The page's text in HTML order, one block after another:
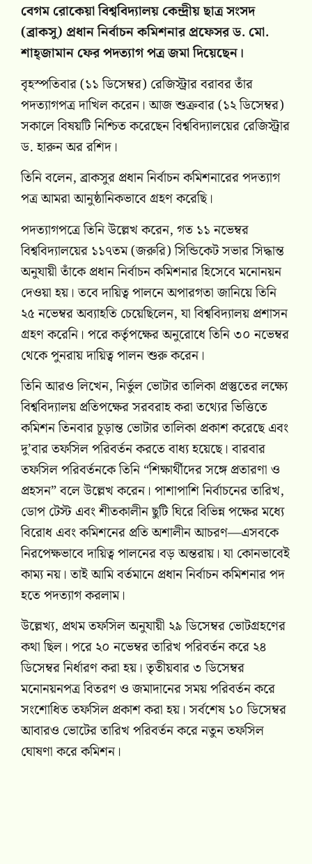
বেগম রোকেয়া বিশ্ববিদ্যালয় কেন্দ্রীয় ছাত্র সংসদ
(ব্রাকসু) প্রধান নির্বাচন কমিশনার প্রফেসর ড. মো.
শাহ্জামান ফের পদত্যাগ পত্র জমা দিয়েছেন।
বৃহস্পতিবার (১১ ডিসেম্বর) রেজিস্ট্রার বরাবর তাঁর
পদত্যাগপত্র দাখিল করেন। আজ শুক্রবার (১২ ডিসেম্বর)
সকালে বিষয়টি নিশ্চিত করেছেন বিশ্ববিদ্যালয়ের রেজিস্ট্রার
ড. হারুন অর রশিদ।
তিনি বলেন, ব্রাকসুর প্রধান নির্বাচন কমিশনারের পদত্যাগ
পত্র আমরা আনুষ্ঠানিকভাবে গ্রহণ করেছি।
পদত্যাগপত্রে তিনি উল্লেখ করেন, গত ১১ নভেম্বর
বিশ্ববিদ্যালয়ের ১১৭তম (জরুরি) সিন্ডিকেট সভার সিদ্ধান্ত
অনুযায়ী তাঁকে প্রধান নির্বাচন কমিশনার হিসেবে মনোনয়ন
দেওয়া হয়। তবে দায়িত্ব পালনে অপারগতা জানিয়ে তিনি
২৫ নভেম্বর অব্যাহতি চেয়েছিলেন, যা বিশ্ববিদ্যালয় প্রশাসন
গ্রহণ করেনি। পরে কর্তৃপক্ষের অনুরোধে তিনি ৩০ নভেম্বর
থেকে পুনরায় দায়িত্ব পালন শুরু করেন।
তিনি আরও লিখেন, নির্ভুল ভোটার তালিকা প্রস্তুতের লক্ষ্যে
বিশ্ববিদ্যালয় প্রতিপক্ষের সরবরাহ করা তথ্যের ভিত্তিতে
কমিশন তিনবার চূড়ান্ত ভোটার তালিকা প্রকাশ করেছে এবং
দু’বার তফসিল পরিবর্তন করতে বাধ্য হয়েছে। বারবার
তফসিল পরিবর্তনকে তিনি “শিক্ষার্থীদের সঙ্গে প্রতারণা ও
প্রহসন” বলে উল্লেখ করেন। পাশাপাশি নির্বাচনের তারিখ,
ডোপ টেস্ট এবং শীতকালীন ছুটি ঘিরে বিভিন্ন পক্ষের মধ্যে
বিরোধ এবং কমিশনের প্রতি অশালীন আচরণ—এসবকে
নিরপেক্ষভাবে দায়িত্ব পালনের বড় অন্তরায়। যা কোনভাবেই
কাম্য নয়। তাই আমি বর্তমানে প্রধান নির্বাচন কমিশনার পদ
হতে পদত্যাগ করলাম।
উল্লেখ্য, প্রথম তফসিল অনুযায়ী ২৯ ডিসেম্বর ভোটগ্রহণের
কথা ছিল। পরে ২০ নভেম্বর তারিখ পরিবর্তন করে ২৪
ডিসেম্বর নির্ধারণ করা হয়। তৃতীয়বার ৩ ডিসেম্বর
মনোনয়নপত্র বিতরণ ও জমাদানের সময় পরিবর্তন করে
সংশোধিত তফসিল প্রকাশ করা হয়। সর্বশেষ ১০ ডিসেম্বর
আবারও ভোটের তারিখ পরিবর্তন করে নতুন তফসিল
ঘোষণা করে কমিশন।